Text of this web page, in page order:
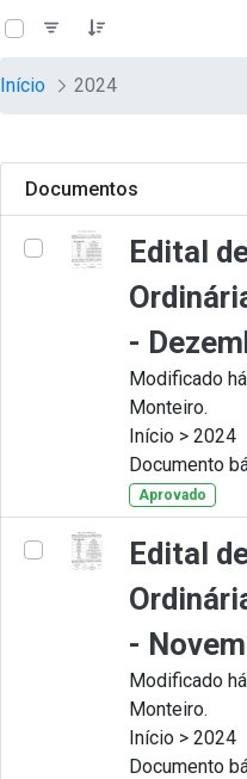
Pular para o Conteúdo
teste descricao
Início 2024
Documentos
Edital
-
Modificado
Monteiro.
Início > 2024
Documento
Aprovado
Edital
-
Modificado
Monteiro.
Início > 2024
Documento